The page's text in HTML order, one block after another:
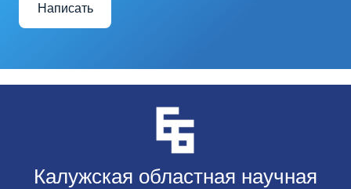
Написать
Калужская областная научная